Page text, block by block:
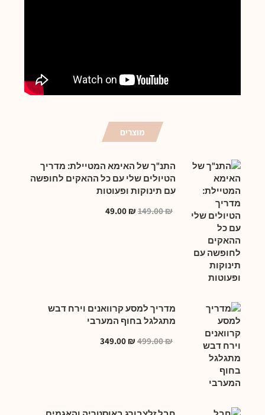
מוצרים
התנ"ך של האימא המטיילת: מדריך
הטיולים שלי עם כל ההאקים לחופשה
עם תינוקות ופעוטות
149.00₪
49.00 ₪
מדריך למסע קרוואנים וירח דבש
מתגלגל בחוף המערבי
499.00₪
349.00 ₪